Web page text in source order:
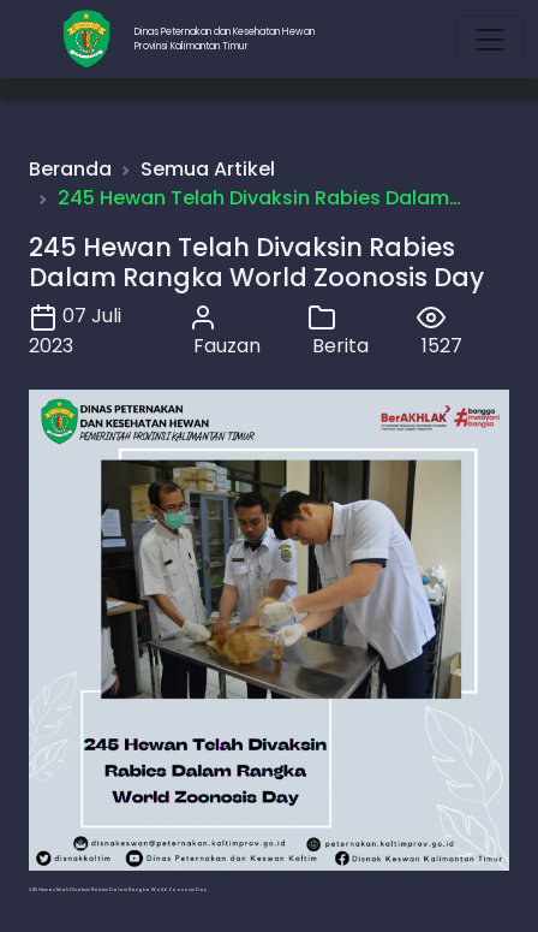
Dinas Peternakan dan Kesehatan Hewan
Provinsi Kalimantan Timur
Beranda
Semua Artikel
245 Hewan Telah Divaksin Rabies Dalam…
245 Hewan Telah Divaksin Rabies
Dalam Rangka World Zoonosis Day
07 Juli
2023
Fauzan Berita 1527
245 Hewan Telah Divaksin Rabies Dalam Rangka World Zoonosis Day